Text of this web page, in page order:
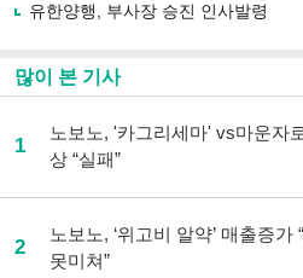
유한양행, 부사장 승진 인사발령
많이 본 기사
1
노보노, '카그리세마' vs마운자
상 “실패”
2
노보노, ‘위고비 알약’ 매출증가
못미쳐”